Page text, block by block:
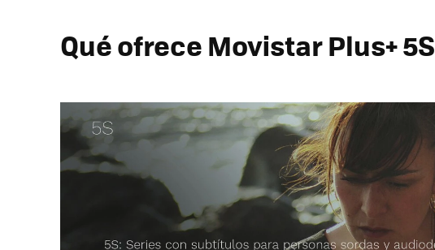
Qué ofrece Movistar Plus+ 5S